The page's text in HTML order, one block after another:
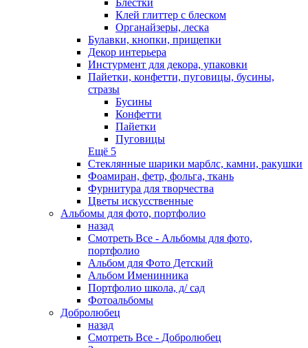
Блестки
Клей глиттер с блеском
Органайзеры, леска
Булавки, кнопки, прищепки
Декор интерьера
Инстурмент для декора, упаковки
Пайетки, конфетти, пуговицы, бусины,
стразы
Бусины
Конфетти
Пайетки
Пуговицы
Ещё 5
Стеклянные шарики марблс, камни, ракушки
Фоамиран, фетр, фольга, ткань
Фурнитура для творчества
Цветы искусственные
Альбомы для фото, портфолио
назад
Смотреть Все - Альбомы для фото,
портфолио
Альбом для Фото Детский
Альбом Именинника
Портфолио школа, д/ сад
Фотоальбомы
Добролюбец
назад
Смотреть Все - Добролюбец